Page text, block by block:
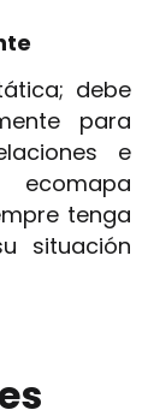
debe
para
e
ecomapa
tenga
situación